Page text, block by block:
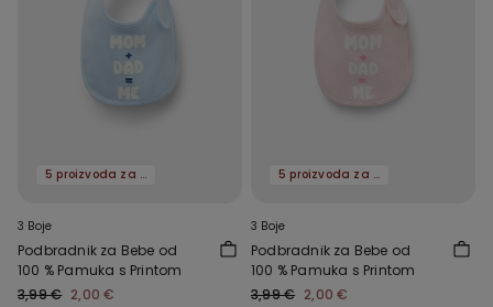
5 proizvoda za -70%
3 Boje
Podbradnik za Bebe od
100 % Pamuka s Printom
3,99 € 2,00 €
5 proizvoda za -70%
3 Boje
Podbradnik za Bebe od
100 % Pamuka s Printom
3,99 € 2,00 €